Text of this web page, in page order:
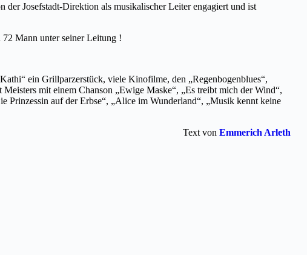
Josefstadt-Direktion als musikalischer Leiter engagiert und ist
72 Mann unter seiner Leitung !
ein Grillparzerstück, viele Kinofilme, den „Regenbogenblues“,
mit einem Chanson „Ewige Maske“, „Es treibt mich der Wind“,
Prinzessin auf der Erbse“, „Alice im Wunderland“, „Musik kennt keine
Text von Emmerich Arleth